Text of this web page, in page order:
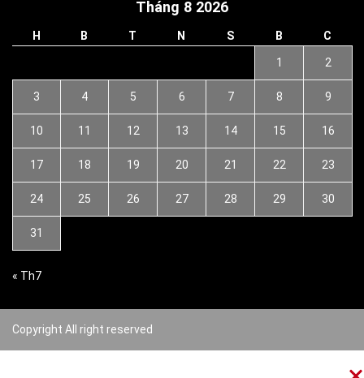
Tháng 8 2026
H B T N S B C
1 2
3 4 5 6 7 8 9
10 11 12 13 14 15 16
17 18 19 20 21 22 23
24 25 26 27 28 29 30
31
« Th7
Copyright All right reserved